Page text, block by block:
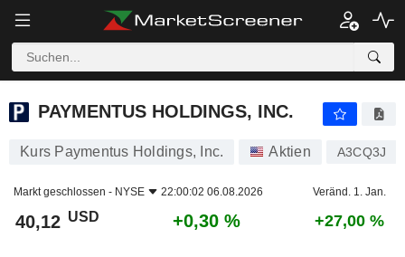
PAYMENTUS HOLDINGS, INC.
PAYMENTUS HOLDINGS, INC.
Kurs Paymentus Holdings, Inc. Aktien A3CQ3J
Markt geschlossen - NYSE 22:00:02 06.08.2026 Veränd. 1. Jan.
40,12 USD +0,30 % +27,00 %